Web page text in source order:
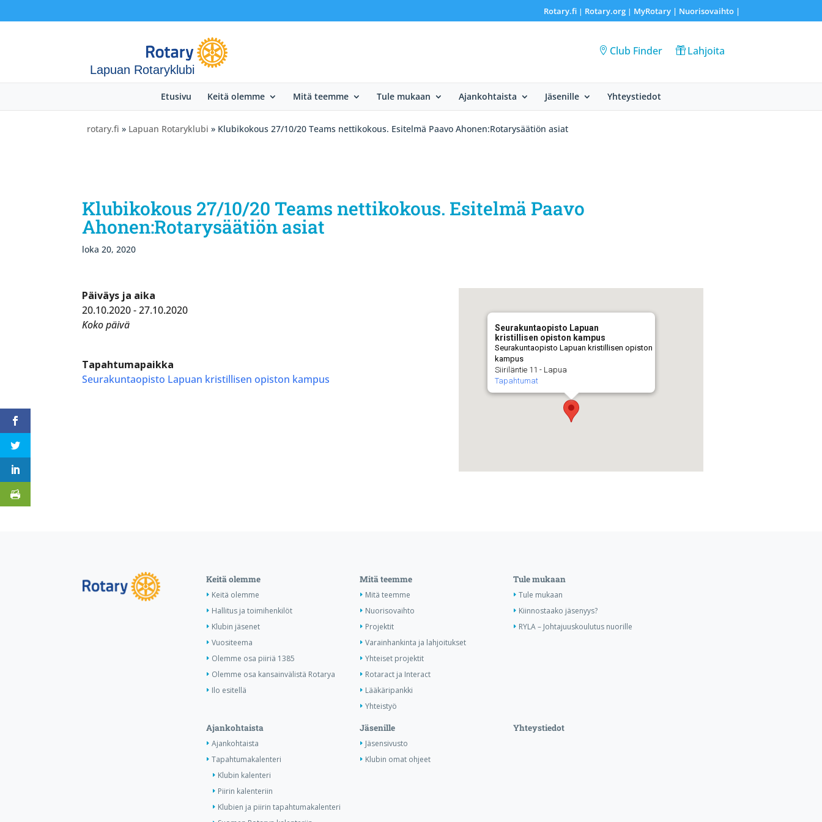
Rotary.fi| Rotary.org| MyRotary | Nuorisovaihto|
Lapuan Rotaryklubi
Club Finder Lahjoita
Etusivu Keitä olemme Mitä teemme Tule mukaan Ajankohtaista Jäsenille Yhteystiedot
rotary.fi » Lapuan Rotaryklubi » Klubikokous 27/10/20 Teams nettikokous. Esitelmä Paavo Ahonen:Rotarysäätiön asiat
Klubikokous 27/10/20 Teams nettikokous. Esitelmä Paavo
Ahonen:Rotarysäätiön asiat
loka 20, 2020
Seurakuntaopisto Lapuan
kristillisen opiston kampus
Seurakuntaopisto Lapuan kristillisen opiston
kampus
Siiriläntie 11 - Lapua
Tapahtumat
Päiväys ja aika
20.10.2020 - 27.10.2020
Koko päivä
Tapahtumapaikka
Seurakuntaopisto Lapuan kristillisen opiston kampus
Keitä olemme
Keitä olemme
Hallitus ja toimihenkilöt
Klubin jäsenet
Vuositeema
Olemme osa piiriä 1385
Olemme osa kansainvälistä Rotarya
Ilo esitellä
Mitä teemme
Mitä teemme
Nuorisovaihto
Projektit
Varainhankinta ja lahjoitukset
Yhteiset projektit
Rotaract ja Interact
Lääkäripankki
Yhteistyö
Tule mukaan
Tule mukaan
Kiinnostaako jäsenyys?
RYLA – Johtajuuskoulutus nuorille
Ajankohtaista
Ajankohtaista
Tapahtumakalenteri
Klubin kalenteri
Piirin kalenteriin
Klubien ja piirin tapahtumakalenteri
Jäsenille
Jäsensivusto
Klubin omat ohjeet
Yhteystiedot